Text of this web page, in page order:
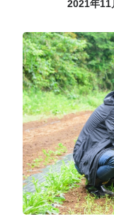
2021年11